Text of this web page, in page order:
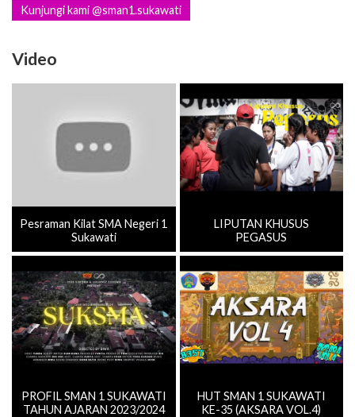
Kunjungi kami @sman1.sukawati
Video
Pesraman Kilat SMA Negeri 1
Sukawati
LIPUTAN KHUSUS
PEGASUS
PROFIL SMAN 1 SUKAWATI
TAHUN AJARAN 2023/2024
HUT SMAN 1 SUKAWATI
KE-35 (AKSARA VOL.4)